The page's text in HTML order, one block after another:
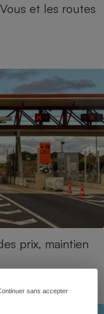
sans accepter
et les routes
prix, maintien